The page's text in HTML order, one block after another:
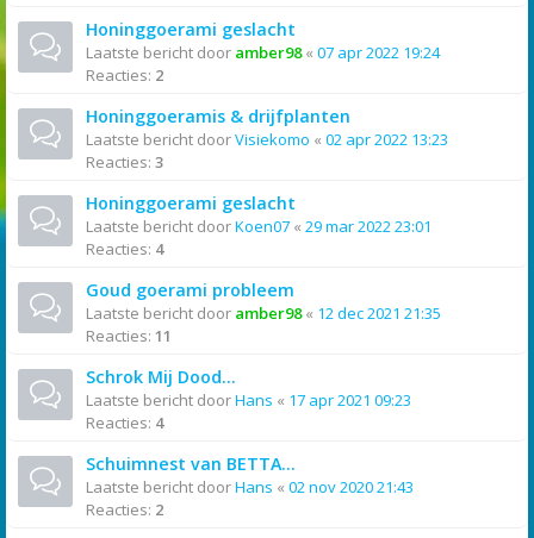
Honinggoerami geslacht
Laatste bericht door amber98« 07 apr 2022 19:24
Reacties: 2
Honinggoeramis & drijfplanten
Laatste bericht doorVisiekomo « 02 apr 2022 13:23
Reacties: 3
Honinggoerami geslacht
Laatste bericht doorKoen07 « 29 mar 2022 23:01
Reacties: 4
Goud goerami probleem
Laatste bericht door amber98« 12 dec 2021 21:35
Reacties: 11
Schrok Mij Dood...
Laatste bericht doorHans « 17 apr 2021 09:23
Reacties: 4
Schuimnest van BETTA...
Laatste bericht doorHans « 02 nov 2020 21:43
Reacties: 2